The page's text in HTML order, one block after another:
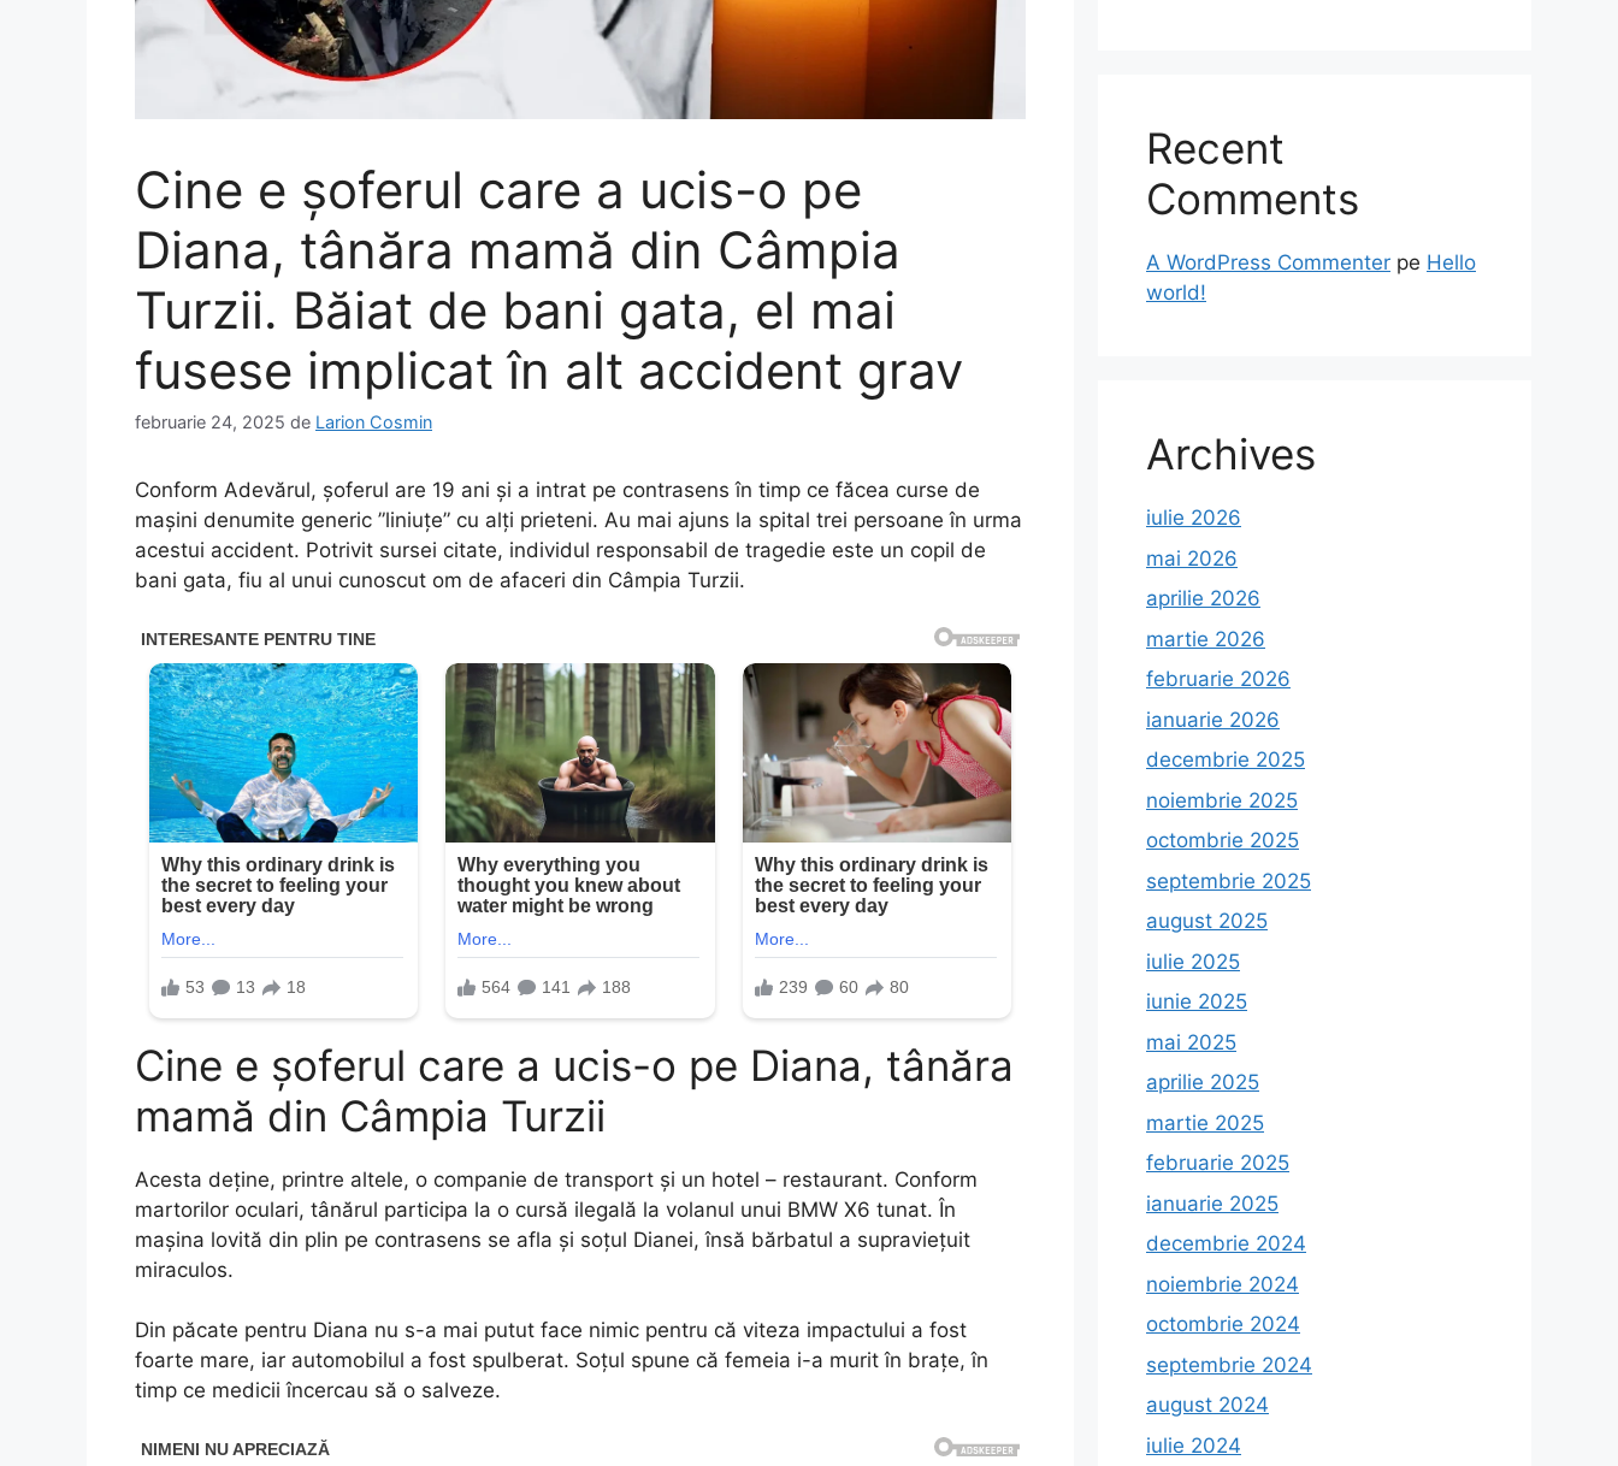
Cine e șoferul care a ucis-o pe
Diana, tânăra mamă din Câmpia
Turzii. Băiat de bani gata, el mai
fusese implicat în alt accident grav
februarie 24, 2025 de Larion Cosmin
Conform Adevărul, șoferul are 19 ani și a intrat pe contrasens în timp ce făcea curse de
mașini denumite generic ”liniuțe” cu alți prieteni. Au mai ajuns la spital trei persoane în urma
acestui accident. Potrivit sursei citate, individul responsabil de tragedie este un copil de
bani gata, fiu al unui cunoscut om de afaceri din Câmpia Turzii.
Cine e șoferul care a ucis-o pe Diana, tânăra
mamă din Câmpia Turzii
Acesta deține, printre altele, o companie de transport și un hotel – restaurant. Conform
martorilor oculari, tânărul participa la o cursă ilegală la volanul unui BMW X6 tunat. În
mașina lovită din plin pe contrasens se afla și soțul Dianei, însă bărbatul a supraviețuit
miraculos.
Din păcate pentru Diana nu s-a mai putut face nimic pentru că viteza impactului a fost
foarte mare, iar automobilul a fost spulberat. Soțul spune că femeia i-a murit în brațe, în
timp ce medicii încercau să o salveze.
Recent
Comments
A WordPress Commenter pe Hello
world!
Archives
iulie 2026
mai 2026
aprilie 2026
martie 2026
februarie 2026
ianuarie 2026
decembrie 2025
noiembrie 2025
octombrie 2025
septembrie 2025
august 2025
iulie 2025
iunie 2025
mai 2025
aprilie 2025
martie 2025
februarie 2025
ianuarie 2025
decembrie 2024
noiembrie 2024
octombrie 2024
septembrie 2024
august 2024
iulie 2024